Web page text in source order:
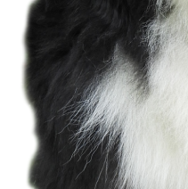
FCI Urkunde Ladislaw